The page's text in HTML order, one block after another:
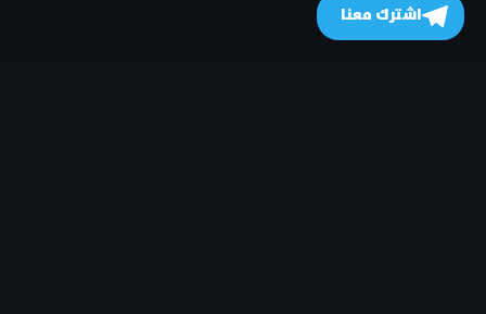
اشترك معنا